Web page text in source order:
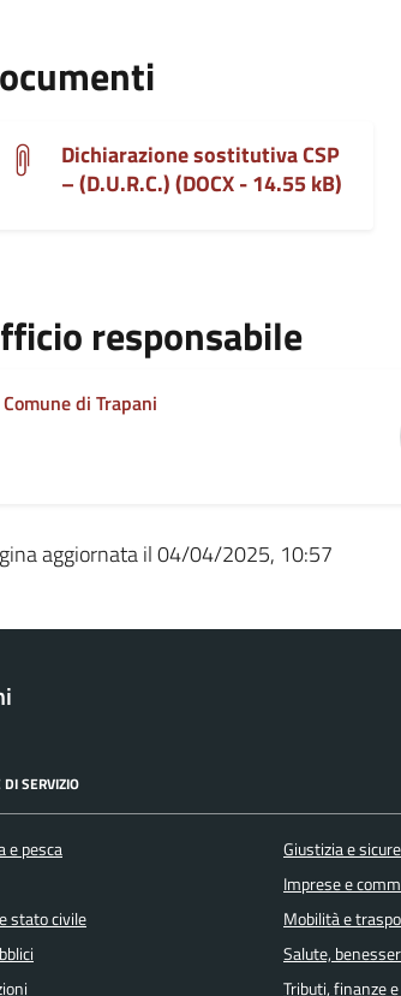
Dichiarazione sostitutiva CSP
– (D.U.R.C.) (DOCX - 14.55 kB)
responsabile
Comune di Trapani
aggiornata il 04/04/2025, 10:57
DI SERVIZIO
e pesca
stato civile
Giustizia e
Imprese e
Mobilità e
Salute,
Tributi, finanze